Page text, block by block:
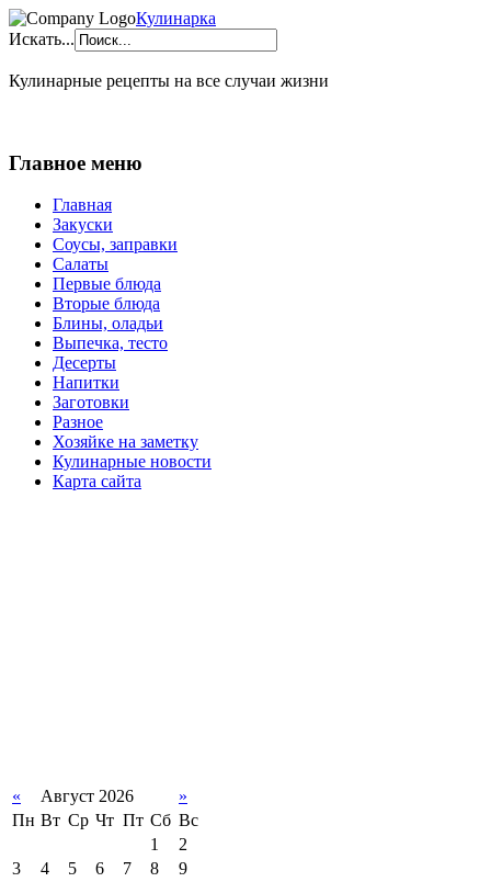
Кулинарка
Искать...
Кулинарные рецепты на все случаи жизни
Главное меню
Главная
Закуски
Соусы, заправки
Салаты
Первые блюда
Вторые блюда
Блины, оладьи
Выпечка, тесто
Десерты
Напитки
Заготовки
Разное
Хозяйке на заметку
Кулинарные новости
Карта сайта
« Август 2026
»
Пн Вт Ср Чт Пт Сб Вс
1
2
3
4 5 6 7 8
9